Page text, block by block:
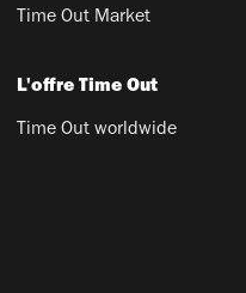
Time Out Market
L'offre Time Out
Time Out worldwide